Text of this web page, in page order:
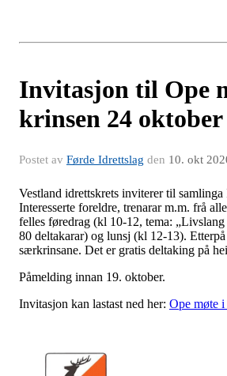
Invitasjon til Ope
krinsen 24
Postet av Førde Idrettslag den 10. okt
Vestland idrettskrets inviterer til
Interesserte foreldre, trenarar m.m. frå
felles føredrag (kl 10-12, tema:
80 deltakarar) og lunsj (kl 12-13).
særkrinsane. Det er gratis deltaking på
Påmelding innan 19. oktober.
Invitasjon kan lastast ned her: Ope møte